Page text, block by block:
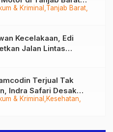
& Kriminal Tanjab Barat
Kecelakaan, Edi
Jalan Lintas
di 2028
& Kriminal
Kesehatan
Terjual Tak
Indra Safari Desak